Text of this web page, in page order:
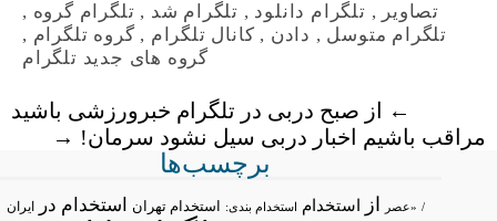
تصاویر, تلگرام دانلود, تلگرام شد, تلگرام گروه,
تلگرام متوسل, دادن, کانال تلگرام, گروه تلگرام,
گروه های جدید تلگرام
←از صبح دربی در تلگرام خبرورزشی باشید
مراقب باشیم اخبار دربی سیل نشود سرمان!→
برچسب‌ها
«عصر از استخدام استخدام بندی: استخدام تهران استخدام در ایران